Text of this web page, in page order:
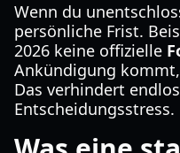
Wenn du
persönliche Frist.
2026 keine offizielle
Ankündigung
Das verhindert
Entscheidungsstress.